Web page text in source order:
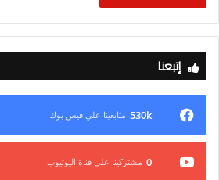
إتبعنا
530k متابعينا علي فيس بوك
0 مشتركينا علي قناة اليوتيوب